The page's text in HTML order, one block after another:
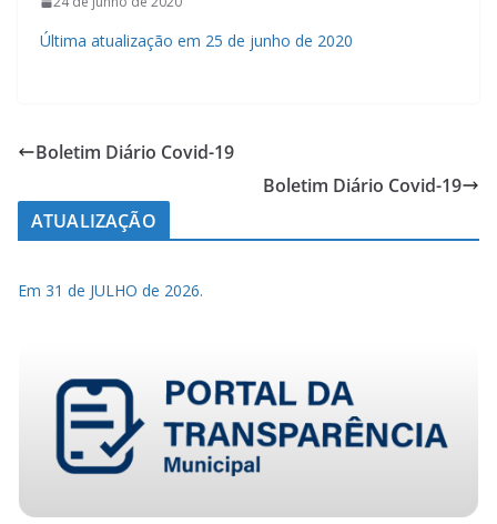
Última atualização em 25 de junho de 2020
Boletim Diário Covid-19
Boletim Diário Covid-19
ATUALIZAÇÃO
Em 31 de JULHO de 2026.